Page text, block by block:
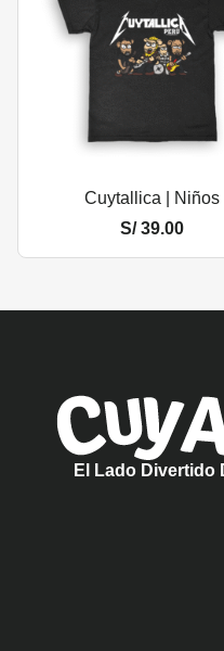
Cuytallica | Niños
S/39.00
El Lado Divertido